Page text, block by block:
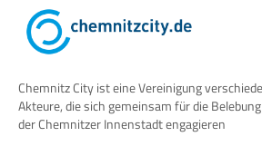
Chemnitz City ist eine Vereinigung
Akteure, die sich gemeinsam für die
der Chemnitzer Innenstadt engagieren